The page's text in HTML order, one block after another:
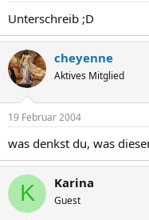
Unterschreib ;D
cheyenne
Aktives Mitglied
19 Februar 2004
was denkst du, was
K Karina
Guest